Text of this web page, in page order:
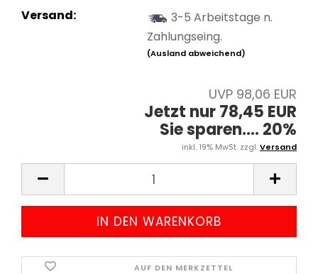
Versand:
3-5 Arbeitstage n.
Zahlungseing.
(Ausland abweichend)
UVP 98,06 EUR
Jetzt nur 78,45 EUR
Sie sparen.... 20%
inkl. 19% MwSt. zzgl.Versand
AUF DEN MERKZETTEL